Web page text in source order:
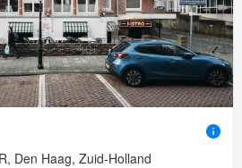
Den Haag, Zuid-Holland